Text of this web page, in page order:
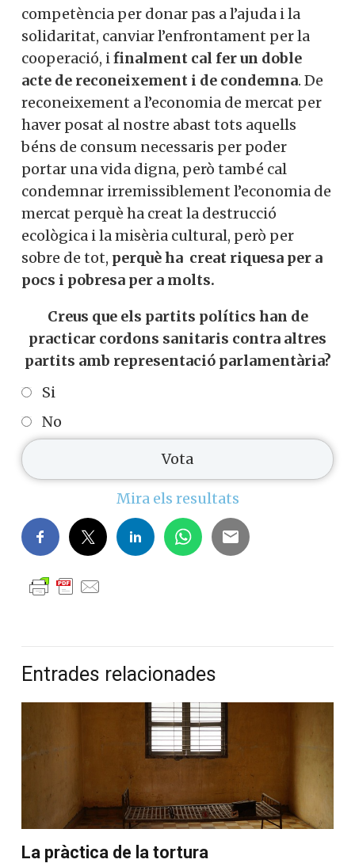
competència per donar pas a l’ajuda i la
solidaritat, canviar l’enfrontament per la
cooperació, ifinalment cal fer un doble
acte de reconeixement i de condemna. De
reconeixement a l’economia de mercat per
haver posat al nostre abast tots aquells
béns de consum necessaris per poder
portar una vida digna, però també cal
condemnar irremissiblement l’economia de
mercat perquè ha creat la destrucció
ecològica i la misèria cultural, però per
sobre de tot, perquè ha creat riquesa per a
pocs i pobresa per a molts.
Creus que els partits polítics han de
practicar cordons sanitaris contra altres
partits amb representació parlamentària?
Si
No
Mira els resultats
Entrades relacionades
La pràctica de la tortura